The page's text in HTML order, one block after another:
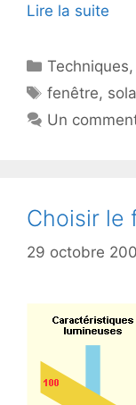
Lire la suite
Catégories
Techniques,
Étiquettes
fenêtre,
Un
Choisir le
29 octobre